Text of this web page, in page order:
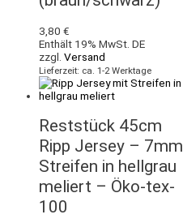
3,80 €
Enthält 19% MwSt. DE
zzgl. Versand
Lieferzeit: ca. 1-2 Werktage
Reststück 45cm
Ripp Jersey – 7mm
Streifen in hellgrau
meliert – Öko-tex-
100